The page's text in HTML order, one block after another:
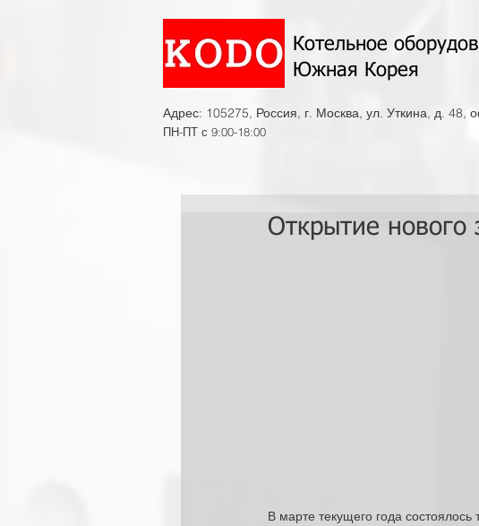
Котельное
Южная Корея
Адрес: 105275, Россия, г. Москва, ул. Уткина, д. 48,
ПН-ПТ с 9:00-18:00
Открытие нового
В марте текущего года